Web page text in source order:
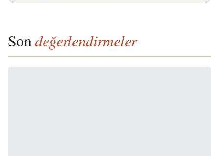
Sondeğerlendirmeler